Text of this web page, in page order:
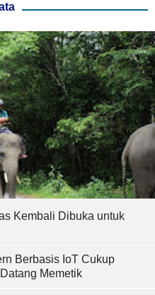
Kembali Dibuka untuk
Berbasis IoT Cukup
Memetik